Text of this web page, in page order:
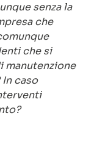
senza la
che
che si
manutenzione
caso